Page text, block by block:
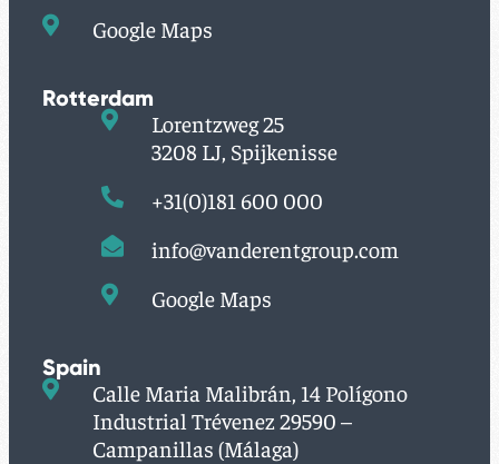
Google Maps
Rotterdam
Lorentzweg 25
3208 LJ, Spijkenisse
+31(0)181 600 000
info@vanderentgroup.com
Google Maps
Spain
Calle Maria Malibrán, 14 Polígono
Industrial Trévenez 29590 –
Campanillas (Málaga)